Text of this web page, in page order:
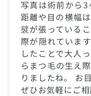
写真は術前から3
距離や目の横幅
襞が張っている
際が隠れていま
したことで大人
らまつ毛の生え
りましたね。 お
ぜひお気軽にご相